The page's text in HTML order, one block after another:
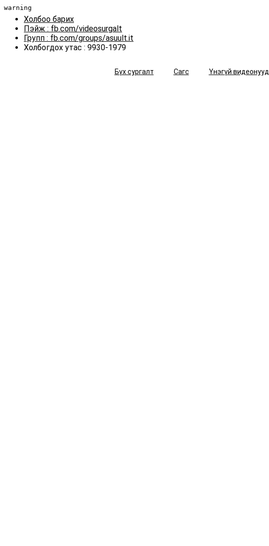
warning
Холбоо барих
Пэйж : fb.com/videosurgalt
Групп : fb.com/groups/asuult.it
Холбогдох утас : 9930-1979
Бүх сургалт Сагс Үнэгүй видеонууд